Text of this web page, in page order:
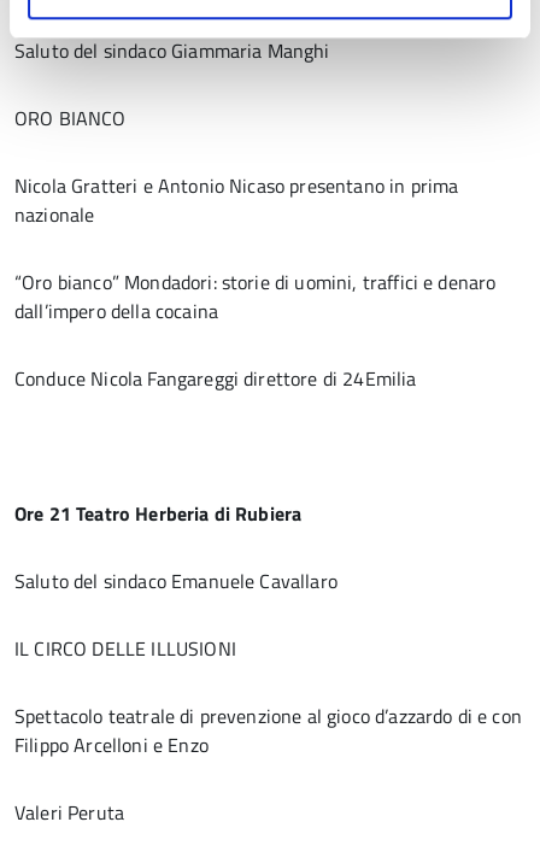
Saluto del sindaco Giammaria Manghi
ORO BIANCO
Nicola Gratteri e Antonio Nicaso presentano in prima
nazionale
“Oro bianco” Mondadori: storie di uomini, traffici e denaro
dall’impero della cocaina
Conduce Nicola Fangareggi direttore di 24Emilia
Ore 21 Teatro Herberia di Rubiera
Saluto del sindaco Emanuele Cavallaro
IL CIRCO DELLE ILLUSIONI
Spettacolo teatrale di prevenzione al gioco d’azzardo di e con
Filippo Arcelloni e Enzo
Valeri Peruta